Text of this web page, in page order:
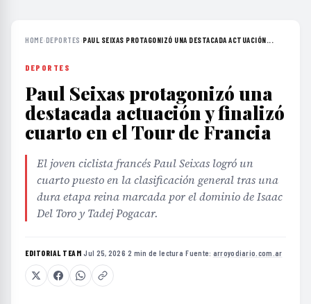
HOME›DEPORTES ›PAUL SEIXAS PROTAGONIZÓ UNA DESTACADA ACTUACIÓN...
DEPORTES
Paul Seixas protagonizó una
destacada actuación y finalizó
cuarto en el Tour de Francia
El joven ciclista francés Paul Seixas logró un
cuarto puesto en la clasificación general tras una
dura etapa reina marcada por el dominio de Isaac
Del Toro y Tadej Pogacar.
EDITORIAL TEAM·Jul 25, 2026·2 min de lectura·Fuente: arroyodiario.com.ar